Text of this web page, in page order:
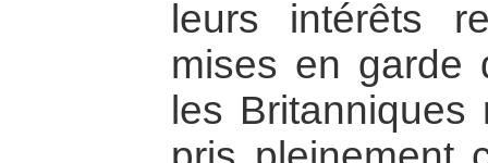
leurs intérêts
mises en garde
les Britanniques